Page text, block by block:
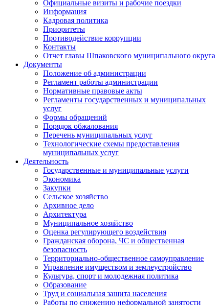
Официальные визиты и рабочие поездки
Информация
Кадровая политика
Приоритеты
Противодействие коррупции
Контакты
Отчет главы Шпаковского муниципального округа
Документы
Положение об администрации
Регламент работы администрации
Нормативные правовые акты
Регламенты государственных и муниципальных
услуг
Формы обращений
Порядок обжалования
Перечень муниципальных услуг
Технологические схемы предоставления
муниципальных услуг
Деятельность
Государственные и муниципальные услуги
Экономика
Закупки
Сельское хозяйство
Архивное дело
Архитектура
Муниципальное хозяйство
Оценка регулирующего воздействия
Гражданская оборона, ЧС и общественная
безопасность
Территориально-общественное самоуправление
Управление имуществом и землеустройство
Культура, спорт и молодежная политика
Образование
Труд и социальная защита населения
Работы по снижению неформальной занятости